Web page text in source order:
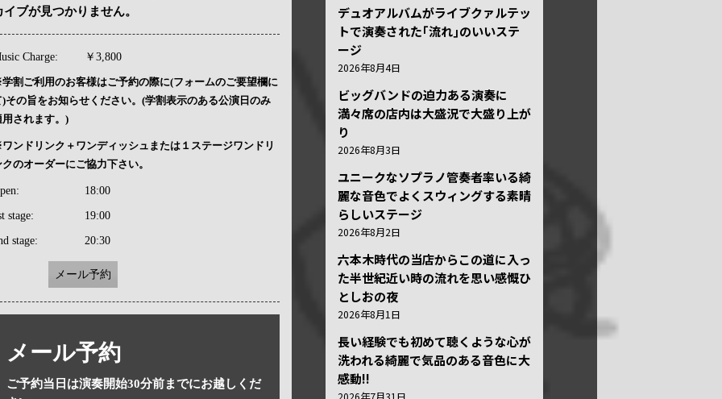
イブが見つかりません。
Charge: ￥3,800
割ご利用のお客様はご予約の際に(フォームのご要望欄に
)その旨をお知らせください。(学割表示のある公演日のみ
用されます。)
ンドリンク＋ワンディッシュまたは１ステージワンドリ
クのオーダーにご協力下さい。
18:00
stage: 19:00
stage: 20:30
メール予約
メール予約
ご予約当日は演奏開始30分前までにお越しくだ
デュオアルバムがライブクァルテッ
トで演奏された｢流れ｣のいいステ
ージ
2026年8月4日
ビッグバンドの迫力ある演奏に
満々席の店内は大盛況で大盛り上が
り
2026年8月3日
ユニークなソプラノ管奏者率いる綺
麗な音色でよくスウィングする素晴
らしいステージ
2026年8月2日
六本木時代の当店からこの道に入っ
た半世紀近い時の流れを思い感慨ひ
としおの夜
2026年8月1日
長い経験でも初めて聴くような心が
洗われる綺麗で気品のある音色に大
感動!!